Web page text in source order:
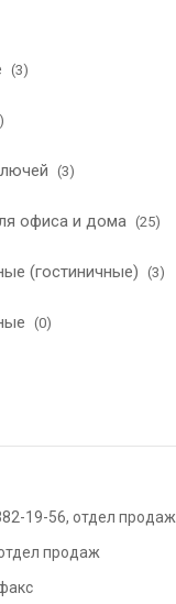
(3)
(3)
офиса и дома (25)
(гостиничные) (3)
(0)
19-56, отдел продаж
продаж